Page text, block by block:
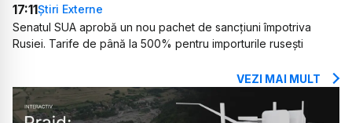
17:11Știri Externe
Senatul SUA aprobă un nou pachet de sancțiuni împotriva
Rusiei. Tarife de până la 500% pentru importurile rusești
VEZI MAI MULT